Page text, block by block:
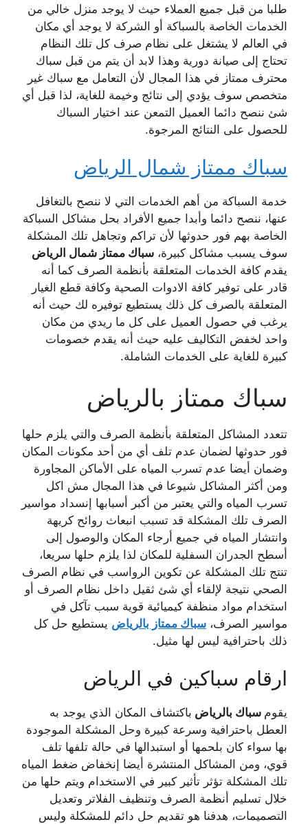
طلبا من قبل جميع العملاء حيث لا يوجد منزل خالي من
الخدمات الخاصة بالسباكة أو الشركة لا يوجد أي مكان
في العالم لا يشتغل على نظام صرف كل تلك النظام
تحتاج إلى صيانة دورية وهذا لابد أن يتم من قبل سباك
محترف ممتاز في هذا المجال لأن التعامل مع سباك غير
متخصص سوف يؤدي إلى نتائج وخيمة للغاية، لذا قبل أي
شئ ننصح دائما العميل التمعن عند اختيار السباك
للحصول على النتائج المرجوة.
سباك ممتاز شمال الرياض
خدمة السباكة من أهم الخدمات التي لا ننصح بالتغافل
عنها، ننصح دائما وأبدا جميع الأفراد بحل مشاكل السباكة
الخاصة بهم فور حدوثها لأن تراكم وتجاهل تلك المشكلة
سوف يسبب مشاكل كبيرة، سباك ممتاز شمال الرياض
يقدم كافة الخدمات المتعلقة بأنظمة الصرف كما أنه
قادر على توفير كافة الادوات الصحية وكافة قطع الغيار
المتعلقة بالصرف كل ذلك يستطيع توفيره لك حيث أنه
يرغب في حصول العميل على كل ما ريدي من مكان
واحد لخفض التكاليف عليه حيث أنه يقدم خصومات
كبيرة للغاية على الخدمات الشاملة.
سباك ممتاز بالرياض
تتعدد المشاكل المتعلقة بأنظمة الصرف والتي يلزم حلها
فور حدوثها لضمان عدم تلف أي من أحد مكونات المكان
وضمان أيضا عدم تسرب المياه على الأماكن المجاورة
ومن أكثر المشاكل شيوعا في هذا المجال مش اكل
تسرب المياه والتي يعتبر من أكبر أسبابها إنسداد مواسير
الصرف تلك المشكلة قد تسبب انبعاث روائح كريهة
وانتشار المياه في جميع أرجاء المكان والوصول إلى
أسطح الجدران السفلية للمكان لذا يلزم حلها سريعا،
تنتج تلك المشكلة عن تكوين الرواسب في نظام الصرف
الصحي نتيجة لإلقاء أي شئ ثقيل داخل نظام الصرف أو
استخدام مواد منظفة كيميائية قوية سبب تآكل في
مواسير الصرف، سباك ممتاز بالرياض يستطيع حل كل
ذلك باحترافية ليس لها مثيل.
ارقام سباكين في الرياض
يقوم سباك بالرياض باكتشاف المكان الذي يوجد به
العطل باحترافية وسرعة كبيرة وحل المشكلة الموجودة
بها سواء كان بلحمها أو استبدالها في حالة تلفها تلف
قوي، ومن المشاكل المنتشرة أيضا إنخفاض ضغط المياه
تلك المشكلة تؤثر تأثير كبير في الاستخدام ويتم حلها من
خلال تسليم أنظمة الصرف وتنظيف الفلاتر وتعديل
التصميمات، هدفنا هو تقديم حل دائم للمشكلة وليس